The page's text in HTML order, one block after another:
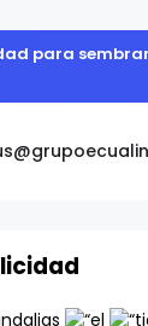
para